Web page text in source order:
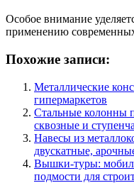
Особое внимание
применению
Похожие записи:
Металлические
гипермаркетов
Стальные колонны
сквозные и
Навесы из
двускатные,
Вышки-туры:
подмости для